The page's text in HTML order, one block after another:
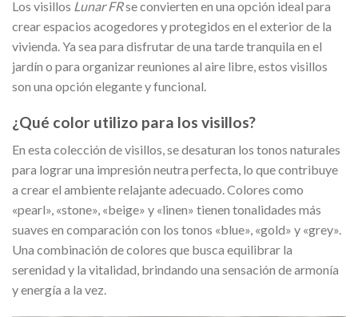
Los visillos Lunar FRse convierten en una opción ideal para
crear espacios acogedores y protegidos en el exterior de la
vivienda. Ya sea para disfrutar de una tarde tranquila en el
jardín o para organizar reuniones al aire libre, estos visillos
son una opción elegante y funcional.
¿Qué color utilizo para los visillos?
En esta colección de visillos, se desaturan los tonos naturales
para lograr una impresión neutra perfecta, lo que contribuye
a crear el ambiente relajante adecuado. Colores como
«pearl», «stone», «beige» y «linen» tienen tonalidades más
suaves en comparación con los tonos «blue», «gold» y «grey».
Una combinación de colores que busca equilibrar la
serenidad y la vitalidad, brindando una sensación de armonía
y energía a la vez.